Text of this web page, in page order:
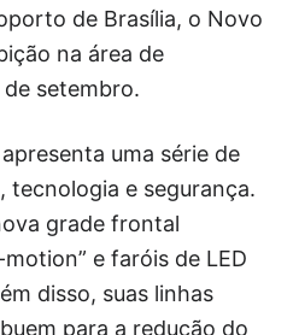
de Brasília, o Novo
na área de
setembro.
uma série de
tecnologia e segurança.
grade frontal
e faróis de LED
disso, suas linhas
para a redução do